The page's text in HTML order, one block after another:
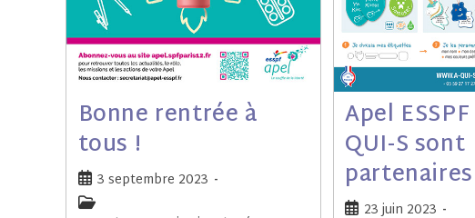
Bonne rentrée à
tous !
3 septembre 2023
Apel
QUI-S sont
partenaires
23 juin 2023